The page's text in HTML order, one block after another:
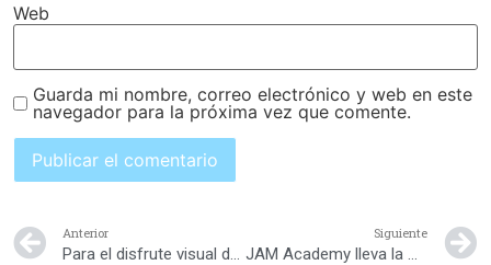
Web
Guarda mi nombre, correo electrónico y web en este
navegador para la próxima vez que comente.
Anterior
Para el disfrute visual de los transeúntes
Siguiente
JAM Academy lleva la magia de “Peter Pan: El Musical” al Teatro Nacional